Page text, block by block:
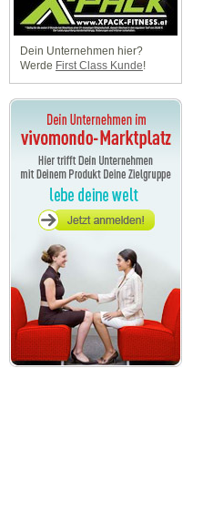
Dein Unternehmen hier?
Werde First Class Kunde!